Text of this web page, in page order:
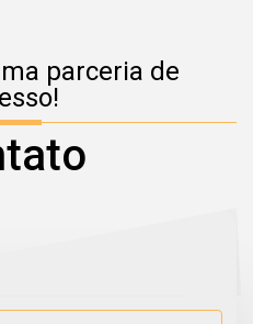
parceria de